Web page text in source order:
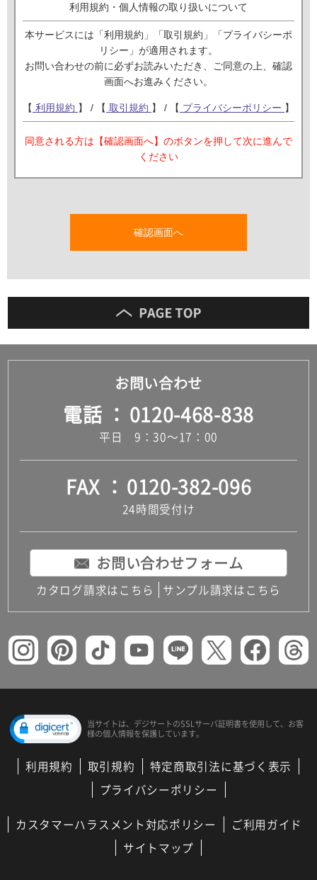
利用規約・個人情報の取り扱いについて
本サービスには「利用規約」「取引規約」「プライバシーポ
リシー」が適用されます。
お問い合わせの前に必ずお読みいただき、ご同意の上、確認
画面へお進みください。
【 利用規約 】 / 【 取引規約 】 / 【 プライバシーポリシー 】
同意される方は【確認画面へ】のボタンを押して次に進んで
ください
確認画面へ
お問い合わせ
電話 0120-468-838
平日 9：30～17：00
FAX 0120-382-096
24時間受付け
お問い合わせフォーム
カタログ請求はこちら サンプル請求はこちら
当サイトは、デジサートのSSLサーバ証明書を使用して、 お客
様の個人情報を保護しています。
利用規約 取引規約
特定商取引法に基づく表示
プライバシーポリシー
カスタマーハラスメント対応ポリシー
ご利用ガイド
サイトマップ